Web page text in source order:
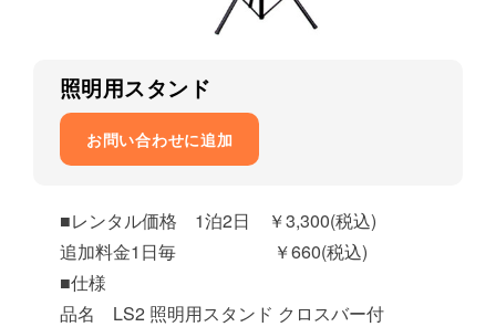
照明用スタンド
お問い合わせに追加
■レンタル価格 1泊2日 ￥3,300(税込)
追加料金1日毎 ￥660(税込)
■仕様
品名 LS2 照明用スタンド クロスバー付